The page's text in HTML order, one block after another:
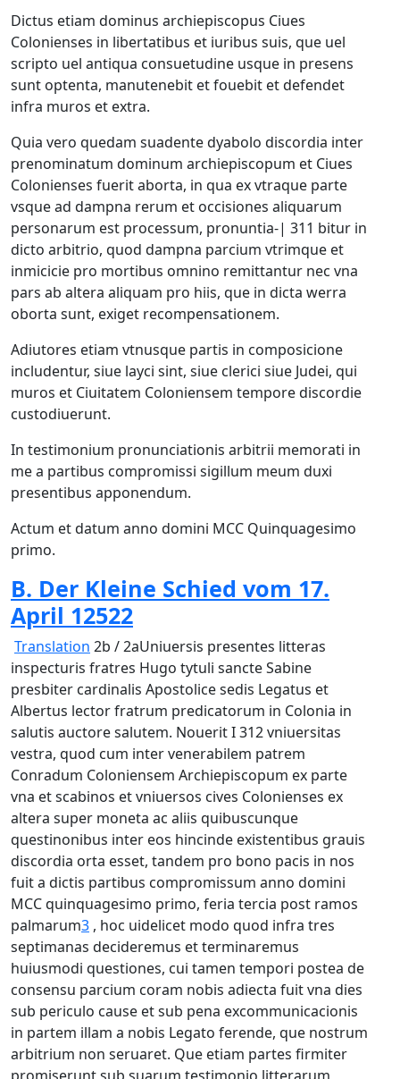
Dictus etiam dominus archiepiscopus Ciues
Colonienses in libertatibus et iuribus suis, que uel
scripto uel antiqua consuetudine usque in presens
sunt optenta, manutenebit et fouebit et defendet
infra muros et extra.
Quia vero quedam suadente dyabolo discordia inter
prenominatum dominum archiepiscopum et Ciues
Colonienses fuerit aborta, in qua ex vtraque parte
vsque ad dampna rerum et occisiones aliquarum
personarum est processum, pronuntia-| 311 bitur in
dicto arbitrio, quod dampna parcium vtrimque et
inmicicie pro mortibus omnino remittantur nec vna
pars ab altera aliquam pro hiis, que in dicta werra
oborta sunt, exiget recompensationem.
Adiutores etiam vtnusque partis in composicione
includentur, siue layci sint, siue clerici siue Judei, qui
muros et Ciuitatem Coloniensem tempore discordie
custodiuerunt.
In testimonium pronunciationis arbitrii memorati in
me a partibus compromissi sigillum meum duxi
presentibus apponendum.
Actum et datum anno domini MCC Quinquagesimo
primo.
B. Der Kleine Schied vom 17.
April 12522
Translation 2b / 2aUniuersis presentes litteras
inspecturis fratres Hugo tytuli sancte Sabine
presbiter cardinalis Apostolice sedis Legatus et
Albertus lector fratrum predicatorum in Colonia in
salutis auctore salutem. Nouerit I 312 vniuersitas
vestra, quod cum inter venerabilem patrem
Conradum Coloniensem Archiepiscopum ex parte
vna et scabinos et vniuersos cives Colonienses ex
altera super moneta ac aliis quibuscunque
questinonibus inter eos hincinde existentibus grauis
discordia orta esset, tandem pro bono pacis in nos
fuit a dictis partibus compromissum anno domini
MCC quinquagesimo primo, feria tercia post ramos
palmarum3 , hoc uidelicet modo quod infra tres
septimanas decideremus et terminaremus
huiusmodi questiones, cui tamen tempori postea de
consensu parcium coram nobis adiecta fuit vna dies
sub periculo cause et sub pena excommunicacionis
in partem illam a nobis Legato ferende, que nostrum
arbitrium non seruaret. Que etiam partes firmiter